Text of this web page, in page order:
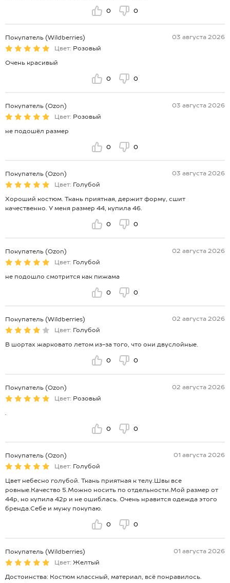
0 0
Покупатель (Wildberries)
03 августа 2026
Цвет: Розовый
Очень красивый
0 0
Покупатель (Ozon)
03 августа 2026
Цвет: Розовый
не подошёл размер
0 0
Покупатель (Ozon)
03 августа 2026
Цвет: Голубой
Хороший костюм. Ткань приятная, держит форму, сшит
качественно. У меня размер 44, купила 46.
0 0
Покупатель (Ozon)
02 августа 2026
Цвет: Голубой
не подошло смотрится как пижама
0 0
Покупатель (Wildberries)
02 августа 2026
Цвет: Голубой
В шортах жарковато летом из-за того, что они двуслойные.
0 0
Покупатель (Ozon)
02 августа 2026
Цвет: Розовый
0 0
Покупатель (Ozon)
01 августа 2026
Цвет: Голубой
Цвет небесно голубой. Ткань приятная к телу.Швы все
ровные.Качество 5.Можно носить по отдельности.Мой размер от
44р, но купила 42р и не ошиблась. Очень нравится одежда этого
бренда.Себе и мужу покупаю.
0 0
Покупатель (Wildberries)
01 августа 2026
Цвет: Желтый
Достоинства: Костюм классный, материал, всё понравилось.